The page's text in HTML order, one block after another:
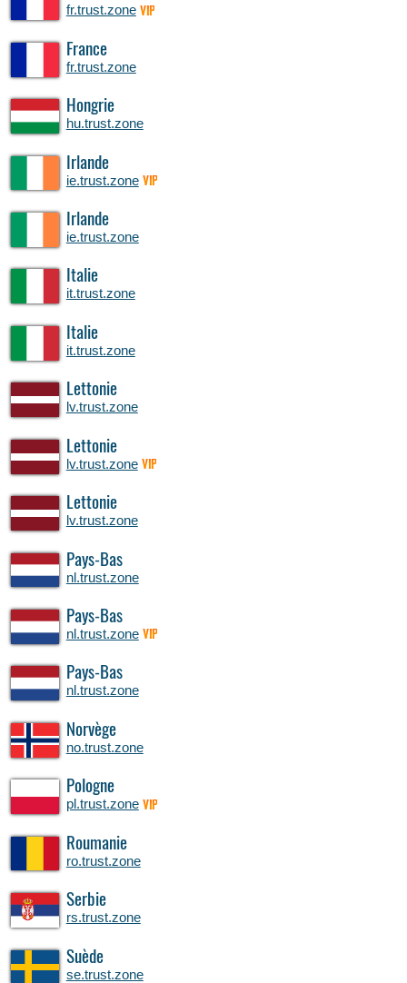
fr.trust.zone VIP
France
fr.trust.zone
Hongrie
hu.trust.zone
Irlande
ie.trust.zone VIP
Irlande
ie.trust.zone
Italie
it.trust.zone
Italie
it.trust.zone
Lettonie
lv.trust.zone
Lettonie
lv.trust.zone VIP
Lettonie
lv.trust.zone
Pays-Bas
nl.trust.zone
Pays-Bas
nl.trust.zone VIP
Pays-Bas
nl.trust.zone
Norvège
no.trust.zone
Pologne
pl.trust.zone VIP
Roumanie
ro.trust.zone
Serbie
rs.trust.zone
Suède
se.trust.zone